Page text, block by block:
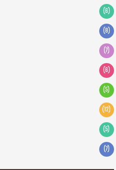
(6)
(8)
(7)
(6)
(5)
(12)
(5)
(7)